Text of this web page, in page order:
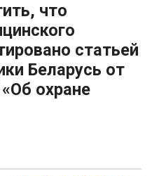
что
статьей
Беларусь от
охране